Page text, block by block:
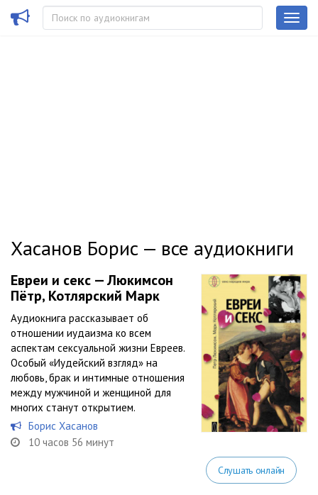
Хасанов Борис — все аудиокниги
Евреи и секс — Люкимсон
Пётр, Котлярский Марк
Аудиокнига рассказывает об
отношении иудаизма ко всем
аспектам сексуальной жизни Евреев.
Особый «Иудейский взгляд» на
любовь, брак и интимные отношения
между мужчиной и женщиной для
многих станут открытием.
Борис Хасанов
10 часов 56 минут
Слушать онлайн